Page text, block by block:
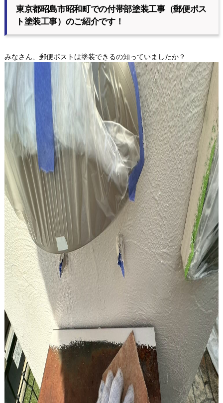
東京都昭島市昭和町での付帯部塗装工事（郵便ポス
ト塗装工事）のご紹介です！
みなさん、郵便ポストは塗装できるの知っていましたか？